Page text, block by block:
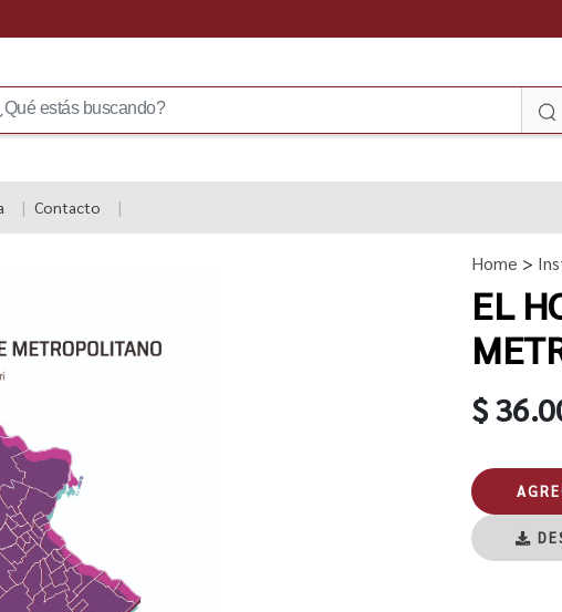
Contacto
Home >
EL
$